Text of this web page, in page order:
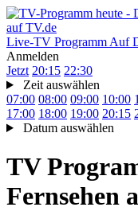
Live-TV Programm Auf
Anmelden
Jetzt 20:15 22:30
Zeit auswählen
07:00 08:00 09:00 10:00
17:00 18:00 19:00 20:15
Datum auswählen
TV
Fernsehen